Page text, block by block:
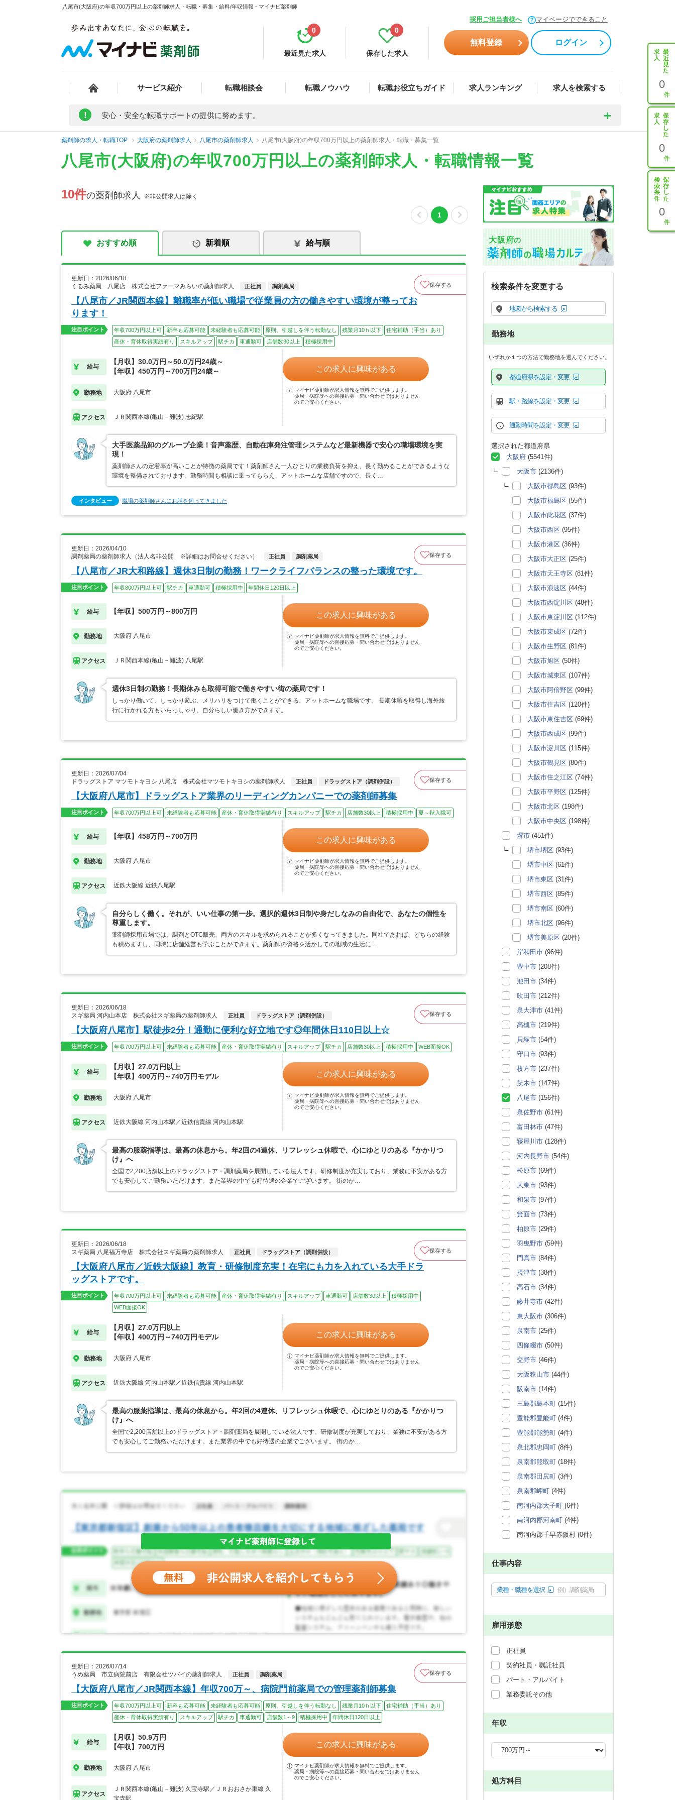
八尾市(大阪府)の年収700万円以上の薬剤師求人・転職・募集・給料/年収情報 - マイナビ薬剤師
採用ご担当者様へ マイページでできること
最近見た求人
0
保存した求人
0
無料登録 ログイン
サービス紹介 転職相談会 転職ノウハウ 転職お役立ちガイド 求人ランキング 求人を検索する 0
0
0
! 安心・安全な転職サポートの提供に努めます。
薬剤師の求人・転職TOP 大阪府の薬剤師求人 八尾市の薬剤師求人 八尾市(大阪府)の年収700万円以上の薬剤師求人・転職・募集一覧
八尾市(大阪府)の年収700万円以上の薬剤師求人・転職情報一覧
10件の薬剤師求人 ※非公開求人は除く
1
おすすめ順 新着順 給与順
更新日：2026/06/18
くるみ薬局 八尾店 株式会社ファーマみらいの薬剤師求人
正社員 調剤薬局 保存する
【八尾市／JR関西本線】離職率が低い職場で従業員の方の働きやすい環境が整ってお
ります！
注目ポイント 年収700万円以上可 新卒も応募可能 未経験者も応募可能 原則、引越しを伴う転勤なし 残業月10ｈ以下
住宅補助（手当）あり
産休・育休取得実績有り
スキルアップ 駅チカ 車通勤可 店舗数30以上 積極採用中
給与
【月収】30.0万円～50.0万円24歳～
【年収】450万円～700万円24歳～
勤務地 大阪府 八尾市
アクセス ＪＲ関西本線(亀山－難波) 志紀駅
この求人に興味がある
マイナビ薬剤師が求人情報を無料でご提供します。
薬局・病院等への直接応募・問い合わせではありません
のでご安心ください。
大手医薬品卸のグループ企業！音声薬歴、自動在庫発注管理システムなど最新機器で安心の職場環境を実
現！
薬剤師さんの定着率が高いことが特徴の薬局です！薬剤師さん一人ひとりの業務負荷を抑え、長く勤めることができるような
環境を整備されております。勤務時間も相談に乗ってもらえ、アットホームな店舗ですので、長く…
インタビュー 職場の薬剤師さんにお話を伺ってきました
更新日：2026/04/10
調剤薬局の薬剤師求人（法人名非公開 ※詳細はお問合せください）
正社員 調剤薬局 保存する
【八尾市／JR大和路線】週休3日制の勤務！ワークライフバランスの整った環境です。
注目ポイント 年収800万円以上可 駅チカ 車通勤可 積極採用中 年間休日120日以上
給与 【年収】500万円～800万円
勤務地 大阪府 八尾市
アクセス ＪＲ関西本線(亀山－難波) 八尾駅
この求人に興味がある
マイナビ薬剤師が求人情報を無料でご提供します。
薬局・病院等への直接応募・問い合わせではありません
のでご安心ください。
週休3日制の勤務！長期休みも取得可能で働きやすい街の薬局です！
しっかり働いて、しっかり遊ぶ、メリハリをつけて働くことができる、アットホームな職場です。 長期休暇を取得し海外旅
行に行かれる方もいらっしゃり、自分らしい働き方ができます。
更新日：2026/07/04
ドラッグストア マツモトキヨシ 八尾店 株式会社マツモトキヨシの薬剤師求人
正社員 ドラッグストア（調剤併設） 保存する
【大阪府八尾市】ドラッグストア業界のリーディングカンパニーでの薬剤師募集
注目ポイント 年収700万円以上可 未経験者も応募可能 産休・育休取得実績有り スキルアップ 駅チカ 店舗数30以上 積極採用中 夏～秋入職可
給与 【年収】458万円～700万円
勤務地 大阪府 八尾市
アクセス 近鉄大阪線 近鉄八尾駅
この求人に興味がある
マイナビ薬剤師が求人情報を無料でご提供します。
薬局・病院等への直接応募・問い合わせではありません
のでご安心ください。
自分らしく働く。それが、いい仕事の第一歩。選択的週休3日制や身だしなみの自由化で、あなたの個性を
尊重します。
薬剤師採用市場では、調剤とOTC販売、両方のスキルを求められることが多くなってきました。同社であれば、どちらの経験
も積めますし、同時に店舗経営も学ぶことができます。薬剤師の資格を活かしての地域の生活に…
更新日：2026/06/18
スギ薬局 河内山本店 株式会社スギ薬局の薬剤師求人
正社員 ドラッグストア（調剤併設） 保存する
【大阪府八尾市】駅徒歩2分！通勤に便利な好立地です◎年間休日110日以上☆
注目ポイント 年収700万円以上可 未経験者も応募可能 産休・育休取得実績有り スキルアップ 駅チカ 店舗数30以上 積極採用中 WEB面接OK
給与
【月収】27.0万円以上
【年収】400万円～740万円モデル
勤務地 大阪府 八尾市
アクセス 近鉄大阪線 河内山本駅／近鉄信貴線 河内山本駅
この求人に興味がある
マイナビ薬剤師が求人情報を無料でご提供します。
薬局・病院等への直接応募・問い合わせではありません
のでご安心ください。
最高の服薬指導は、最高の休息から。年2回の4連休、リフレッシュ休暇で、心にゆとりのある『かかりつ
け』へ
全国で2,200店舗以上のドラッグストア・調剤薬局を展開している法人です。研修制度が充実しており、業務に不安がある方
でも安心してご勤務いただけます。また業界の中でも好待遇の企業でございます。 街のか…
更新日：2026/06/18
スギ薬局 八尾福万寺店 株式会社スギ薬局の薬剤師求人
正社員 ドラッグストア（調剤併設） 保存する
【大阪府八尾市／近鉄大阪線】教育・研修制度充実！在宅にも力を入れている大手ドラ
ッグストアです。
注目ポイント 年収700万円以上可 未経験者も応募可能 産休・育休取得実績有り スキルアップ 車通勤可 店舗数30以上
積極採用中
WEB面接OK
給与
【月収】27.0万円以上
【年収】400万円～740万円モデル
勤務地 大阪府 八尾市
アクセス 近鉄大阪線 河内山本駅／近鉄信貴線 河内山本駅
この求人に興味がある
マイナビ薬剤師が求人情報を無料でご提供します。
薬局・病院等への直接応募・問い合わせではありません
のでご安心ください。
最高の服薬指導は、最高の休息から。年2回の4連休、リフレッシュ休暇で、心にゆとりのある『かかりつ
け』へ
全国で2,200店舗以上のドラッグストア・調剤薬局を展開している法人です。研修制度が充実しており、業務に不安がある方
でも安心してご勤務いただけます。また業界の中でも好待遇の企業でございます。 街のか…
更新日：2026/07/14
うめ薬局 市立病院前店 有限会社ツバイの薬剤師求人
正社員 調剤薬局 保存する
【大阪府八尾市／JR関西本線】年収700万～、病院門前薬局での管理薬剤師募集
注目ポイント 年収700万円以上可 新卒も応募可能 未経験者も応募可能 原則、引越しを伴う転勤なし 残業月10ｈ以下
住宅補助（手当）あり
産休・育休取得実績有り
スキルアップ 駅チカ 車通勤可 店舗数1～9 積極採用中 年間休日120日以上
給与
【月収】50.9万円
【年収】700万円
勤務地 大阪府 八尾市
アクセス
ＪＲ関西本線(亀山－難波) 久宝寺駅／ＪＲおおさか東線 久
宝寺駅
この求人に興味がある
マイナビ薬剤師が求人情報を無料でご提供します。
薬局・病院等への直接応募・問い合わせではありません
のでご安心ください。
大阪府の
検索条件を変更する
地図から検索する
勤務地
いずれか１つの方法で勤務地を選んでください。
都道府県を設定・変更
駅・路線を設定・変更
通勤時間を設定・変更
選択された都道府県
大阪府 (5541件)
大阪市 (2136件)
大阪市都島区 (93件)
大阪市福島区 (55件)
大阪市此花区 (37件)
大阪市西区 (95件)
大阪市港区 (36件)
大阪市大正区 (25件)
大阪市天王寺区 (81件)
大阪市浪速区 (44件)
大阪市西淀川区 (48件)
大阪市東淀川区 (112件)
大阪市東成区 (72件)
大阪市生野区 (81件)
大阪市旭区 (50件)
大阪市城東区 (107件)
大阪市阿倍野区 (99件)
大阪市住吉区 (120件)
大阪市東住吉区 (69件)
大阪市西成区 (99件)
大阪市淀川区 (115件)
大阪市鶴見区 (80件)
大阪市住之江区 (74件)
大阪市平野区 (125件)
大阪市北区 (198件)
大阪市中央区 (198件)
堺市 (451件)
堺市堺区 (93件)
堺市中区 (61件)
堺市東区 (31件)
堺市西区 (85件)
堺市南区 (60件)
堺市北区 (96件)
堺市美原区 (20件)
岸和田市 (96件)
豊中市 (208件)
池田市 (34件)
吹田市 (212件)
泉大津市 (41件)
高槻市 (219件)
貝塚市 (54件)
守口市 (93件)
枚方市 (237件)
茨木市 (147件)
八尾市 (156件)
泉佐野市 (61件)
富田林市 (47件)
寝屋川市 (128件)
河内長野市 (54件)
松原市 (69件)
大東市 (93件)
和泉市 (97件)
箕面市 (73件)
柏原市 (29件)
羽曳野市 (59件)
門真市 (84件)
摂津市 (38件)
高石市 (34件)
藤井寺市 (42件)
東大阪市 (306件)
泉南市 (25件)
四條畷市 (50件)
交野市 (46件)
大阪狭山市 (44件)
阪南市 (14件)
三島郡島本町 (15件)
豊能郡豊能町 (4件)
豊能郡能勢町 (4件)
泉北郡忠岡町 (8件)
泉南郡熊取町 (18件)
泉南郡田尻町 (3件)
泉南郡岬町 (4件)
南河内郡太子町 (6件)
南河内郡河南町 (4件)
南河内郡千早赤阪村 (0件)
仕事内容
業種・職種を選択 例）調剤薬局
雇用形態
正社員
契約社員・嘱託社員
パート・アルバイト
業務委託その他
年収
処方科目